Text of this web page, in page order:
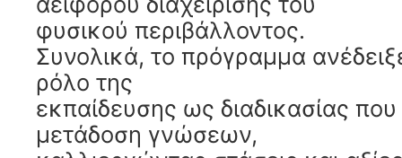
φυσικού περιβάλλοντος.
Συνολικά, το πρόγραμμα
ρόλο της
εκπαίδευσης ως διαδικασίας που
μετάδοση γνώσεων,